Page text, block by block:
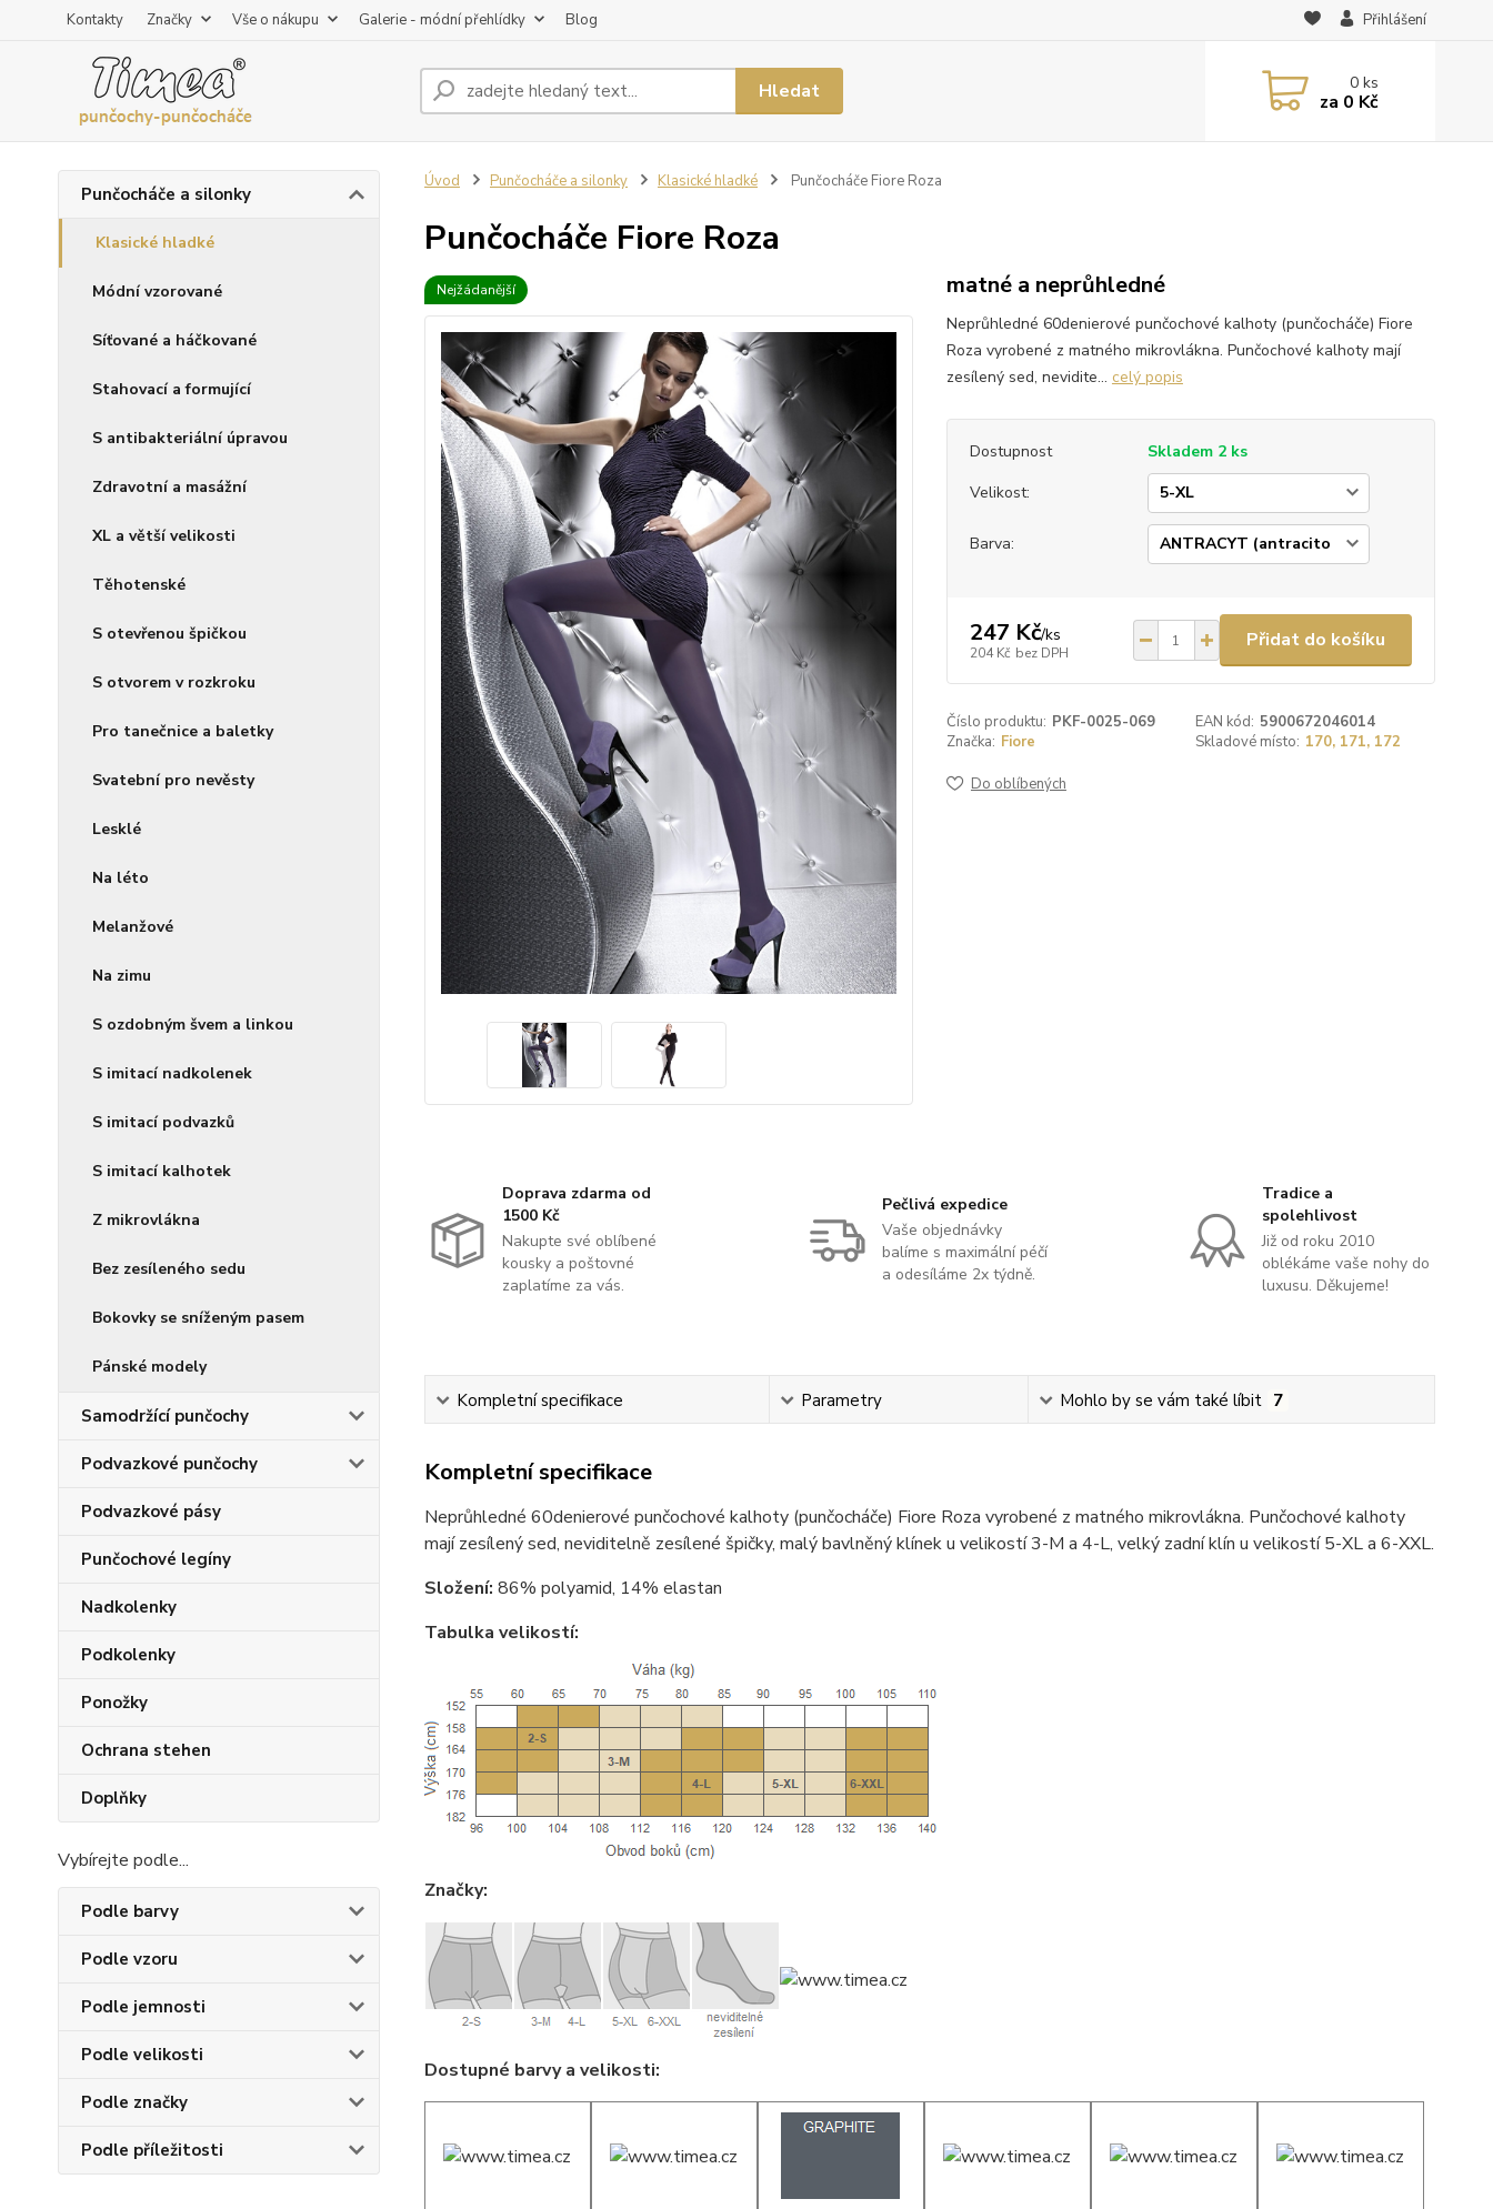
Kontakty Značky Vše o nákupu Galerie - módní přehlídky Blog Přihlášení
Hledat 0ks
za 0 Kč
Punčocháče a silonky
Klasické hladké
Módní vzorované
Síťované a háčkované
Stahovací a formující
S antibakteriální úpravou
Zdravotní a masážní
XL a větší velikosti
Těhotenské
S otevřenou špičkou
S otvorem v rozkroku
Pro tanečnice a baletky
Svatební pro nevěsty
Lesklé
Na léto
Melanžové
Na zimu
S ozdobným švem a linkou
S imitací nadkolenek
S imitací podvazků
S imitací kalhotek
Z mikrovlákna
Bez zesíleného sedu
Bokovky se sníženým pasem
Pánské modely
Samodržící punčochy
Podvazkové punčochy
Podvazkové pásy
Punčochové legíny
Nadkolenky
Podkolenky
Ponožky
Ochrana stehen
Doplňky
Vybírejte podle...
Podle barvy
Podle vzoru
Podle jemnosti
Podle velikosti
Podle značky
Podle příležitosti
Úvod Punčocháče a silonky Klasické hladké Punčocháče Fiore Roza
Punčocháče Fiore Roza
Nejžádanější matné a neprůhledné
Neprůhledné 60denierové punčochové kalhoty (punčocháče) Fiore
Roza vyrobené z matného mikrovlákna. Punčochové kalhoty mají
zesílený sed, nevidite... celý popis
Dostupnost
Skladem 2 ks
Velikost:
Barva:
247 Kč/ks
204 Kč bez DPH
Přidat do košíku
Číslo produktu: PKF-0025-069 EAN kód: 5900672046014
Značka: Fiore Skladové místo: 170, 171, 172
Do oblíbených
Doprava zdarma od
1500 Kč
Nakupte své oblíbené
kousky a poštovné
zaplatíme za vás.
Pečlivá expedice
Vaše objednávky
balíme s maximální péčí
a odesíláme 2x týdně.
Tradice a
spolehlivost
Již od roku 2010
oblékáme vaše nohy do
luxusu. Děkujeme!
Kompletní specifikace Parametry Mohlo by se vám také líbit 7
Kompletní specifikace
Neprůhledné 60denierové punčochové kalhoty (punčocháče) Fiore Roza vyrobené z matného mikrovlákna. Punčochové kalhoty
mají zesílený sed, neviditelně zesílené špičky, malý bavlněný klínek u velikostí 3-M a 4-L, velký zadní klín u velikostí 5-XL a 6-XXL.
Složení: 86% polyamid, 14% elastan
Tabulka velikostí:
Značky:
Dostupné barvy a velikosti: